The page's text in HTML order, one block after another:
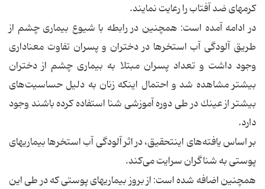
كرمهای ضد آفتاب را رعایت نمایند.
در ادامه آمده است: همچنین در رابطه با شیوع بیماری چشم از
طریق آلودگی آب استخرها در دختران و پسران تفاوت معناداری
وجود داشت و تعداد پسران مبتلا به بیماری چشم از دختران
بیشتر مشاهده شد و احتمال اینكه زنان به دلیل حساسیت‌های
بیشتر از عینك در طی دوره آموزشی شنا استفاده كرده باشند وجود
دارد.
بر اساس یافته‌های اینتحقیق، در اثر آلودگی آب استخرها بیماریهای
پوستی به شناگران سرایت می‌كند.
همچنین اضافه شده است: از بروز بیماریهای پوستی كه در طی این